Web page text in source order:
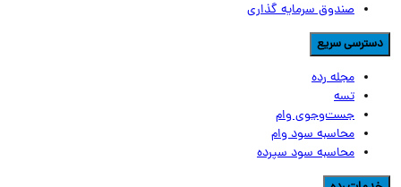
صندوق سرمایه گذاری
سریع
مجله رده
تسه
جست‌وجوی وام
محاسبه سود وام
محاسبه سود سپرده